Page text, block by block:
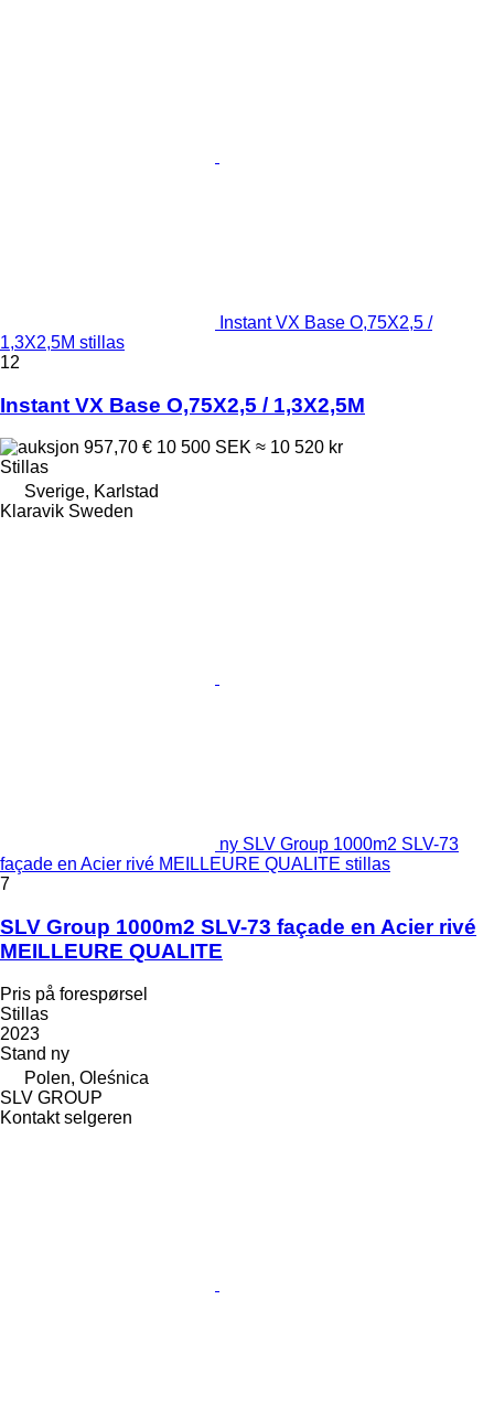
Instant VX Base O,75X2,5 /
1,3X2,5M stillas
12
Instant VX Base O,75X2,5 / 1,3X2,5M
957,70 € 10 500 SEK ≈ 10 520 kr
Stillas
Sverige, Karlstad
Klaravik Sweden
ny SLV Group 1000m2 SLV-73
façade en Acier rivé MEILLEURE QUALITE stillas
7
SLV Group 1000m2 SLV-73 façade en Acier rivé
MEILLEURE QUALITE
Pris på forespørsel
Stillas
2023
Stand ny
Polen, Oleśnica
SLV GROUP
Kontakt selgeren